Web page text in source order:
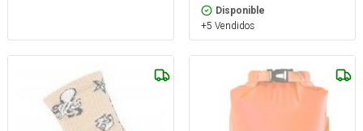
Disponible
+5 Vendidos